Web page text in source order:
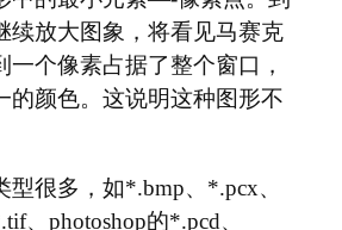
续放大图象，将看见马赛克
一个像素占据了整个窗口，
的颜色。这说明这种图形不
型很多，如*.bmp、*.pcx、
、photoshop的*.pcd、